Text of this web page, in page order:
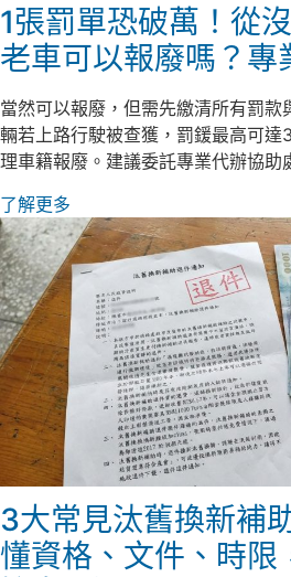
1張罰單恐破萬！從
老車可以報廢嗎？專
當然可以報廢，但需先繳清所有罰
輛若上路行駛被查獲，罰鍰最高可
理車籍報廢。建議委託專業代辦協助
了解更多
3大常見汰舊換新補
懂資格、文件、時限